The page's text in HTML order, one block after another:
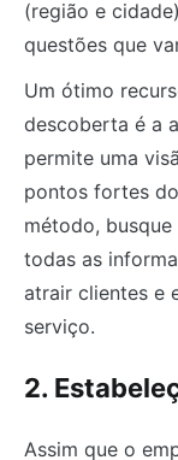
(região e
questões que
Um ótimo
descoberta é a
permite uma
pontos fortes
método,
todas as
atrair clientes e
serviço.
2.
Assim que o